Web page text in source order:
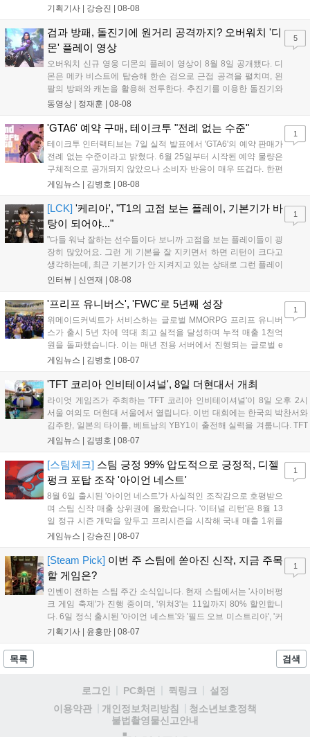
규 참전작과 크로스오버 합체기를 선보이며 작품을 완결 짓는다.
하는 몰입감 있는 서사와 조합을 구현하며 시리즈의 미래를 향한
새로운 가능성을 제시했다....
기획기사 | 강승진 08-08
검과 방패, 돌진기에 원거리 공격까지? 오버워치 '디
몬' 플레이 영상
오버워치 신규 영웅 디몬의 플레이 영상이 8월 8일 공개됐다. 디
몬은 메카 비스트에 탑승해 한손 검으로 근접 공격을 펼치며, 왼
팔의 방패와 캐논을 활용해 전투한다. 추진기를 이용한 돌진기와
참격 형태의 궁극기를 보유했고, 메카 파괴 시 맨몸으로 기관총을
산의 영웅들 업데이트를 통해 정식 출시될 예정이다....
동영상 | 정재훈 08-08
5
'GTA6' 예약 구매, 테이크투 "전례 없는 수준"
테이크투 인터랙티브는 7일 실적 발표에서 'GTA6'의 예약 판매가
전례 없는 수준이라고 밝혔다. 6월 25일부터 시작된 예약 물량은
구체적으로 공개되지 않았으나 소비자 반응이 매우 뜨겁다. 한편
11월 19일 PS5와 Xbox 시리즈 X|S로 정식 출시될 예정이며, 록
상 'Grand Theft Auto VI: An Extended Look'을 최초 공개할 계획
이다....
게임뉴스 | 김병호 08-08
1
[LCK] '케리아', "T1의 고점 보는 플레이, 기본기가 바
탕이 되어야..."
"다들 워낙 잘하는 선수들이다 보니까 고점을 보는 플레이들이 굉
장히 많았어요. 그런 게 기본을 잘 지키면서 하면 리턴이 크다고
생각하는데, 최근 기본기가 안 지켜지고 있는 상태로 그런 플레이
를 추구하다 보니까 팀적으로 안 좋은 사고가 계속 많이 났던 것
LoL 챔피언스 코리아(LCK)'...
인터뷰 | 신연재 08-08
1
'프리프 유니버스', 'FWC'로 5년째 성장
위메이드커넥트가 서비스하는 글로벌 MMORPG 프리프 유니버
스가 출시 5년 차에 역대 최고 실적을 달성하며 누적 매출 1천억
원을 돌파했습니다. 이는 매년 전용 서버에서 진행되는 글로벌 e
스포츠 대회 FWC의 영향이 큽니다. FWC는 이용자가 동일한 조
은 전년 대비 매출과 이용자 지표가 대폭 상승하는 성과를 냈습니
다. 오는 10월 필리핀 마닐라에서 총상금 11만 달러 규모의 제4회
FWC 그랜드 파이널이 개최될 예정이며, 위메이드커넥트는 이를
통해 커뮤니티 중심의 장기 성장 모델을 지속할 방침입니다....
게임뉴스 | 김병호 08-07
1
'TFT 코리아 인비테이셔널', 8일 더현대서 개최
라이엇 게임즈가 주최하는 'TFT 코리아 인비테이셔널'이 8일 오후 2시
서울 여의도 더현대 서울에서 열립니다. 이번 대회에는 한국의 박찬서와
김주한, 일본의 타이틀, 베트남의 YBY1이 출전해 실력을 겨룹니다. TFT
는 소속팀 없이 개인 자격으로 참가하는 독특한 대회 구조를 가지며, 누
17일까지 이어지는 이번 행사는 신규 세트 체험과 공연 등 다양한 즐길
거리를 제공하며, 이후 현대백화점 판교점에서도 행사가 이어질 예정입
니다. 연말에는 라스베이거스 오픈이 개최됩니다....
게임뉴스 | 김병호 08-07
[스팀체크] 스팀 긍정 99% 압도적으로 긍정적, 디젤
펑크 포탑 조작 '아이언 네스트'
8월 6일 출시된 '아이언 네스트'가 사실적인 조작감으로 호평받으
며 스팀 신작 매출 상위권에 올랐습니다. '이터널 리턴'은 8월 13
일 정규 시즌 개막을 앞두고 프리시즌을 시작해 국내 매출 1위를
기록했습니다. 25주년을 맞은 '고스트 리콘' 시리즈는 8월 6일 쇼
'마블 투혼: 파이팅 소울즈'와 레트로 수리 시뮬레이션 '리스토
리'도 스팀에 정식 출시되었습니다....
게임뉴스 | 강승진 08-07
1
[Steam Pick] 이번 주 스팀에 쏟아진 신작, 지금 주목
할 게임은?
인벤이 전하는 스팀 주간 소식입니다. 현재 스팀에서는 '사이버펑
크 게임 축제'가 진행 중이며, '위쳐3'는 11일까지 80% 할인합니
다. 6일 정식 출시된 '아이언 네스트'와 '필드 오브 미스트리아', '커
세어 코브'가 호평받고 있습니다. 한편, 7일 출시된 '마블 투혼'은
다. 유비소프트의 '고스트리콘: 와일드랜드'는 7년 만의 대규모 업
기획기사 | 윤홍만 08-07
1
목록 검색
로그인 PC화면 퀵링크
설정
이용약관
개인정보처리방침
청소년보호정책
불법촬영물신고안내